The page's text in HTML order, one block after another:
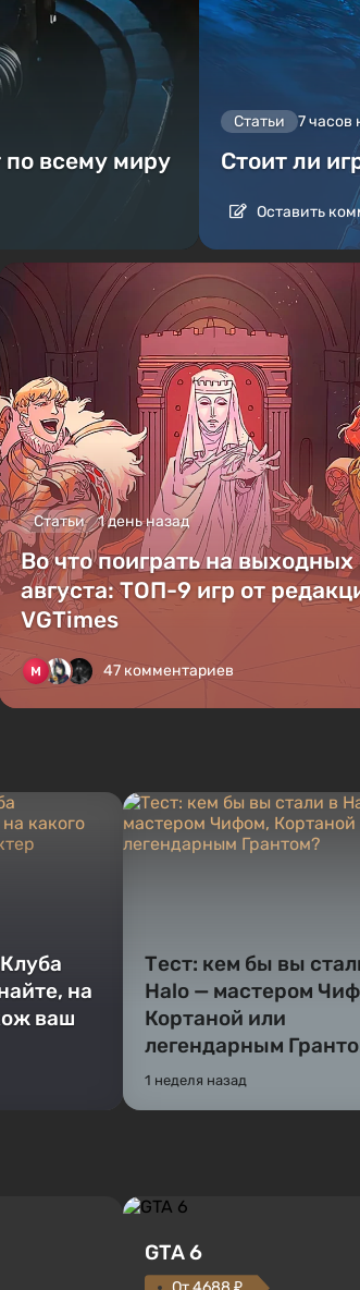
всему миру
Статьи 7 часов
Стоит ли
Оставить
Статьи 1 день назад
Во что поиграть на
августа: ТОП-9 игр от
VGTimes
47 комментариев
на
ваш
Тест: кем бы вы
Halo — мастером
Кортаной или
легендарным
1 неделя назад
GTA 6